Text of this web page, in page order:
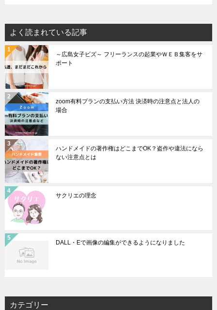
よく読まれている記事
～広島女子ビズ～ フリーランスの起業やＷＥＢ集客をサ
ポート
zoom有料プランの支払い方法 決済時の注意点と法人の
場合
ハンドメイドの著作権はどこまでOK？盗作や違法になら
ない注意点とは
サクリエの理念
DALL・Eで画像の編集ができるようになりました
カテゴリー